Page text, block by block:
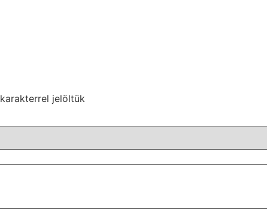
karakterrel jelöltük